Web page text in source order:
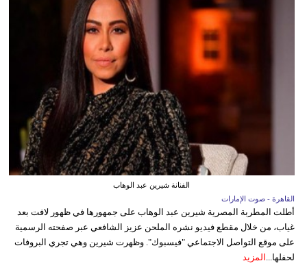
الفنانة شيرين عبد الوهاب
القاهرة - صوت الإمارات
أطلت المطربة المصرية شيرين عبد الوهاب على جمهورها في ظهور لافت بعد
غياب، من خلال مقطع فيديو نشره الملحن عزيز الشافعي عبر صفحته الرسمية
على موقع التواصل الاجتماعي "فيسبوك". وظهرت شيرين وهي تجري البروفات
لحفلها... المزيد